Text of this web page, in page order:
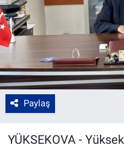
Paylaş
YÜKSEKOVA -